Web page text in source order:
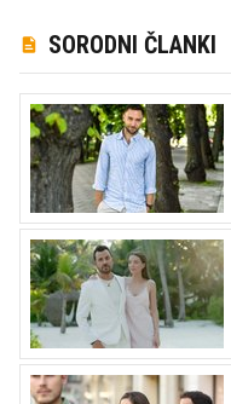
SORODNI ČLANKI